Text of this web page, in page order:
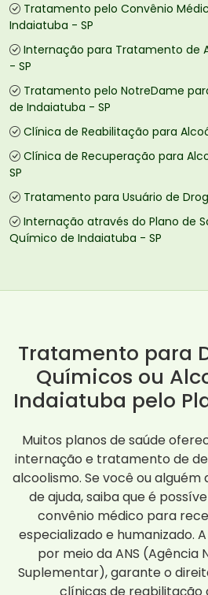
Tratamento pelo Convênio
Indaiatuba - SP
Internação para Tratamento de
- SP
Tratamento pelo NotreDame
de Indaiatuba - SP
Clínica de Reabilitação para
Clínica de Recuperação para
SP
Tratamento para Usuário de
Internação através do Plano de
Químico de Indaiatuba - SP
Tratamento para
Químicos ou
Indaiatuba pelo
Muitos planos de saúde
internação e tratamento de
alcoolismo. Se você ou
de ajuda, saiba que é
convênio médico para
especializado e humanizado.
por meio da ANS (Agência
Suplementar), garante o